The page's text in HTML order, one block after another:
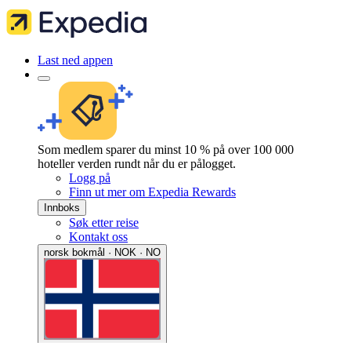
Last ned appen
Som medlem sparer du minst 10 % på over 100 000
hoteller verden rundt når du er pålogget.
Logg på
Finn ut mer om Expedia Rewards
Innboks
Søk etter reise
Kontakt oss
norsk bokmål · NOK · NO